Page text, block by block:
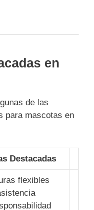
en
de las
para mascotas en
Destacadas
flexibles